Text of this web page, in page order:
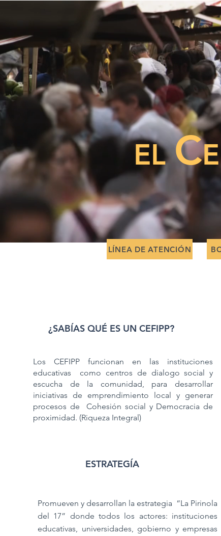
ELC
LÍNEA DE ATENCIÓN
¿SABÍAS QUÉ ES UN CEFIPP?
Los CEFIPP funcionan en las instituciones
educativas como centros de dialogo social y
escucha de la comunidad, para desarrollar
iniciativas de emprendimiento local y generar
procesos de Cohesión social y Democracia de
proximidad. (Riqueza Integral)
ESTRATEGÍA
Promueven y desarrollan la estrategia “La Pirinola
del 17” donde todos los actores: instituciones
educativas, universidades, gobierno y empresas